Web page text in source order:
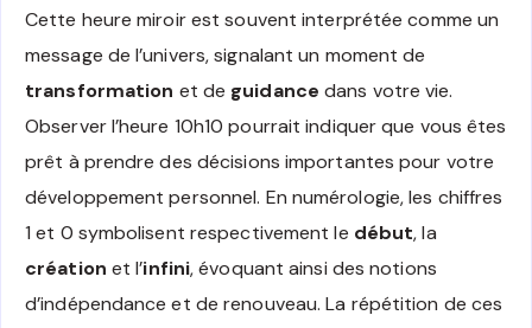
Cette heure miroir est souvent interprétée comme un
message de l’univers, signalant un moment de
transformation et de guidance dans votre vie.
Observer l’heure 10h10 pourrait indiquer que vous êtes
prêt à prendre des décisions importantes pour votre
développement personnel. En numérologie, les chiffres
1 et 0 symbolisent respectivement le début, la
création et l’infini, évoquant ainsi des notions
d’indépendance et de renouveau. La répétition de ces